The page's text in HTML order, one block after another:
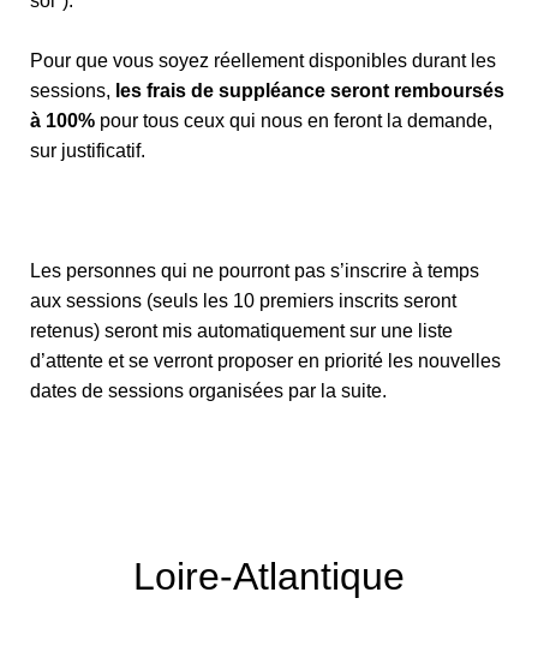
Pour que vous soyez réellement disponibles durant les
sessions, les frais de suppléance seront remboursés
à 100% pour tous ceux qui nous en feront la demande,
sur justificatif.
Les personnes qui ne pourront pas s’inscrire à temps
aux sessions (seuls les 10 premiers inscrits seront
retenus) seront mis automatiquement sur une liste
d’attente et se verront proposer en priorité les nouvelles
dates de sessions organisées par la suite.
Loire-Atlantique